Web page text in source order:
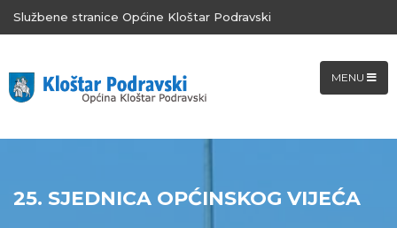
Službene stranice Općine Kloštar Podravski
MENU
25. SJEDNICA OPĆINSKOG VIJEĆA